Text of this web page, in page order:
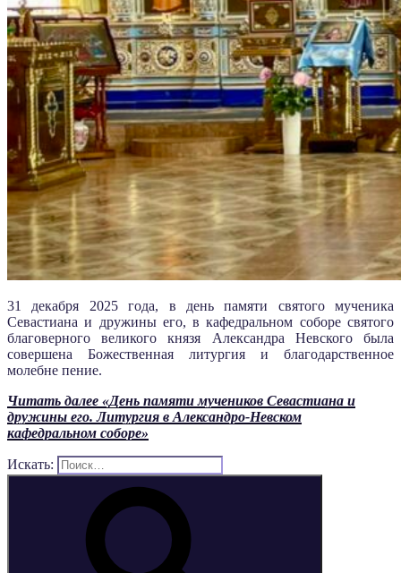
31 декабря 2025 года, в день памяти святого мученика
Севастиана и дружины его, в кафедральном соборе святого
благоверного великого князя Александра Невского была
совершена Божественная литургия и благодарственное
молебне пение.
Читать далее «День памяти мучеников Севастиана и
дружины его. Литургия в Александро-Невском
кафедральном соборе»
Искать: